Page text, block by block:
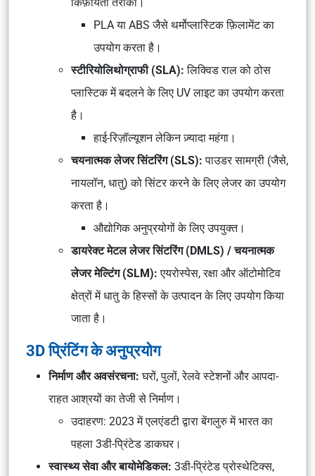
PLA या ABS जैसे थर्मोप्लास्टिक फ़िलामेंट का
उपयोग करता है।
स्टीरियोलिथोग्राफी (SLA):लिक्विड राल को ठोस
प्लास्टिक में बदलने के लिए UV लाइट का उपयोग करता
है।
हाई-रिज़ॉल्यूशन लेकिन ज़्यादा महंगा।
चयनात्मक लेजर सिंटरिंग (SLS):पाउडर सामग्री (जैसे,
नायलॉन, धातु) को सिंटर करने के लिए लेजर का उपयोग
करता है।
औद्योगिक अनुप्रयोगों के लिए उपयुक्त।
डायरेक्ट मेटल लेजर सिंटरिंग (DMLS) / चयनात्मक
लेजर मेल्टिंग (SLM):एयरोस्पेस, रक्षा और ऑटोमोटिव
क्षेत्रों में धातु के हिस्सों के उत्पादन के लिए उपयोग किया
जाता है।
3D प्रिंटिंग के अनुप्रयोग
निर्माण और अवसंरचना: घरों, पुलों, रेलवे स्टेशनों और आपदा-
राहत आश्रयों का तेजी से निर्माण।
उदाहरण: 2023 में एलएंडटी द्वारा बेंगलुरु में भारत का
पहला 3डी-प्रिंटेड डाकघर।
स्वास्थ्य सेवा और बायोमेडिकल: 3डी-प्रिंटेड प्रोस्थेटिक्स,